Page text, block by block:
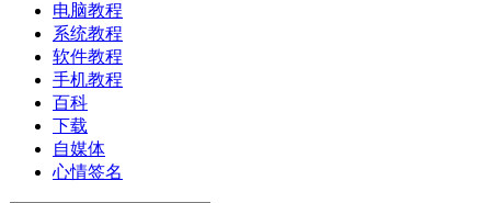
电脑教程
系统教程
软件教程
手机教程
百科
下载
自媒体
心情签名